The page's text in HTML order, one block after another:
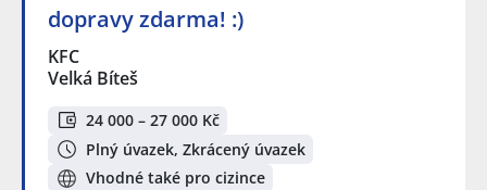
dopravy zdarma! :)
KFC
Velká Bíteš
24 000 – 27 000 Kč
Plný úvazek, Zkrácený úvazek
Vhodné také pro cizince